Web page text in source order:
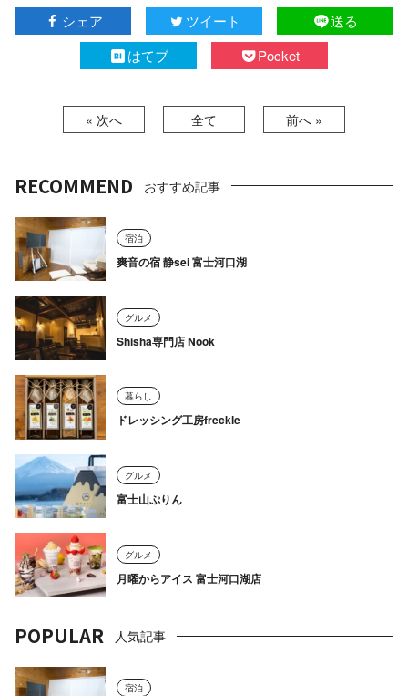
シェア ツイート
送る
はてブ
Pocket
« 次へ 全て 前へ »
RECOMMEND おすすめ記事
宿泊
爽音の宿 静sei 富士河口湖
グルメ
Shisha専門店 Nook
暮らし
ドレッシング工房freckle
グルメ
富士山ぷりん
グルメ
月曜からアイス 富士河口湖店
POPULAR 人気記事
宿泊